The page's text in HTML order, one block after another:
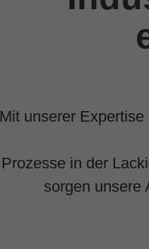
Mit unserer
Prozesse in der
sorgen unsere